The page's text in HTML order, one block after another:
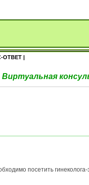
ОТВЕТ |
Виртуальная
посетить